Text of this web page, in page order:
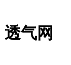
透气网